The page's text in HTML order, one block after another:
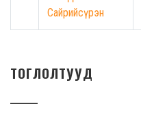
Сайрийсүрэн
ТОГЛОЛТУУД